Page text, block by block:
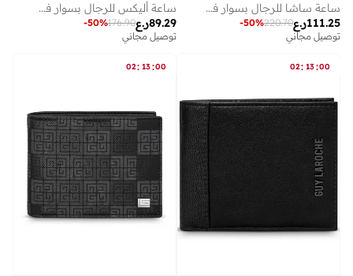
ساعة ساشا للرجال بسوار فضي من الستانلس ستيل ملم مقاومة للماء
ر.ع111.25
220.70
-50%
توصيل مجاني
ساعة أليكس للرجال بسوار فضي من الفولاذ المقاوم للصدأ ملم ضغط جوي
ر.ع89.29
176.90
-50%
توصيل مجاني
02: 13:00
02: 13:00